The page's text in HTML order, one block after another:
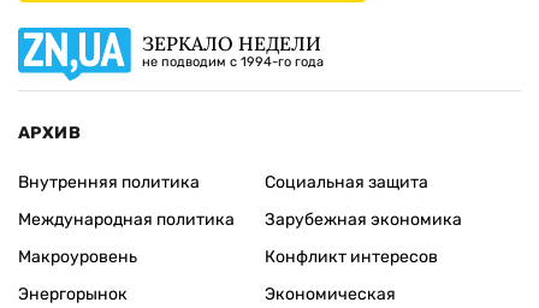
ЗЕРКАЛО НЕДЕЛИ
не подводим с 1994-го года
АРХИВ
Внутренняя политика
Международная политика
Макроуровень
Энергорынок
Социальная защита
Зарубежная экономика
Конфликт интересов
Экономическая